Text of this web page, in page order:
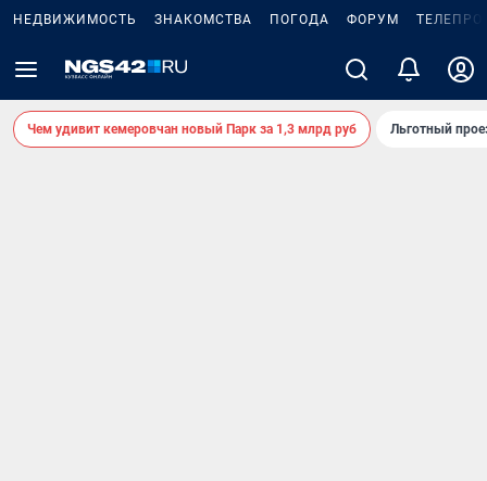
НЕДВИЖИМОСТЬ ЗНАКОМСТВА ПОГОДА ФОРУМ
Чем удивит кемеровчан новый Парк за 1,3 млрд руб Льготный